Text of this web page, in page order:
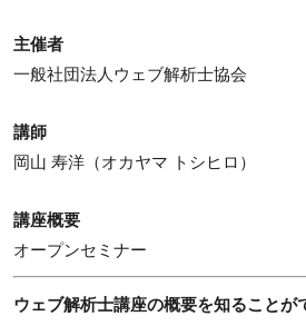
主催者
一般社団法人ウェブ解析士協会
講師
岡山 寿洋（オカヤマ トシヒロ）
講座概要
オープンセミナー
ウェブ解析士講座の概要を知ることが